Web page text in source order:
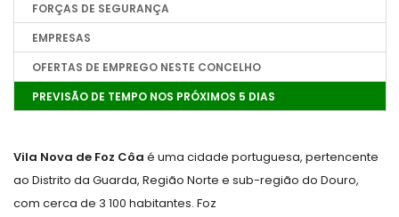
FORÇAS DE SEGURANÇA
EMPRESAS
OFERTAS DE EMPREGO NESTE CONCELHO
PREVISÃO DE TEMPO NOS PRÓXIMOS 5 DIAS
Vila Nova de Foz Côa é uma cidade portuguesa, pertencente
ao Distrito da Guarda, Região Norte e sub-região do Douro,
com cerca de 3 100 habitantes. Foz